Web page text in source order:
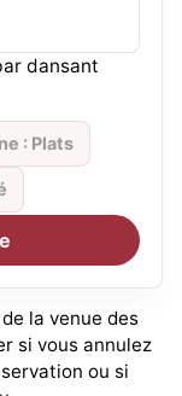
dansant
: Plats
la venue des
si vous annulez
ou si